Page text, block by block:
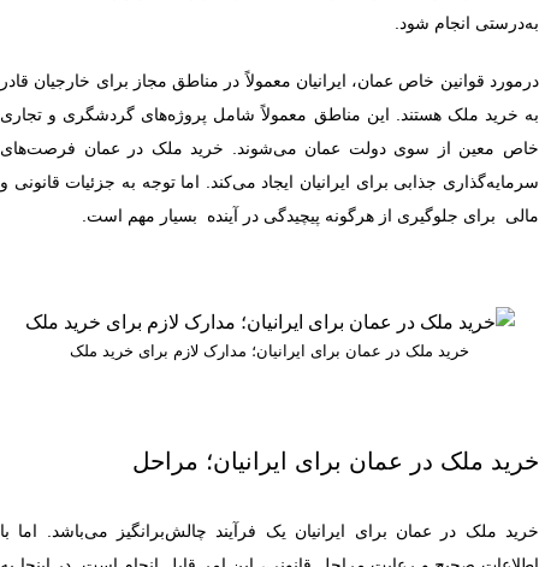
به‌درستی انجام شود.
درمورد قوانین خاص عمان، ایرانیان معمولاً در مناطق مجاز برای خارجیان قادر
به خرید ملک هستند. این مناطق معمولاً شامل پروژه‌های گردشگری و تجاری
خاص معین از سوی دولت عمان می‌شوند. خرید ملک در عمان فرصت‌های
سرمایه‌گذاری جذابی برای ایرانیان ایجاد می‌کند. اما توجه به جزئیات قانونی و
مالی برای جلوگیری از هرگونه پیچیدگی در آینده بسیار مهم است.
خرید ملک در عمان برای ایرانیان؛ مدارک لازم برای خرید ملک
خرید ملک در عمان برای ایرانیان؛ مراحل
خرید ملک در عمان برای ایرانیان یک فرآیند چالش‌برانگیز می‌باشد. اما با